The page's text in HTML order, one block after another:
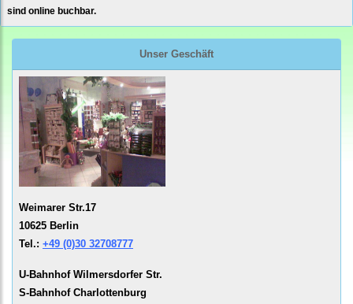
sind online buchbar.
Unser Geschäft
Weimarer Str.17
10625 Berlin
Tel.: +49 (0)30 32708777
U-Bahnhof Wilmersdorfer Str.
S-Bahnhof Charlottenburg